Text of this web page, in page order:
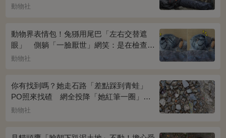
動物社
動物界表情包！兔猻用尾巴「左右交替遮
眼」 側躺「一臉厭世」網笑：是在檢查視
力？
動物社
你有找到嗎？她走石路「差點踩到青蛙」
PO照來找碴 網全投降「她紅筆一圈」恍
然大悟：太明顯了吧
動物社